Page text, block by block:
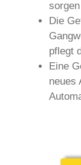
Die
pflegt
Eine
neues